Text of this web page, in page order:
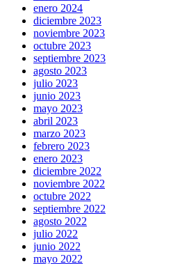
enero 2024
diciembre 2023
noviembre 2023
octubre 2023
septiembre 2023
agosto 2023
julio 2023
junio 2023
mayo 2023
abril 2023
marzo 2023
febrero 2023
enero 2023
diciembre 2022
noviembre 2022
octubre 2022
septiembre 2022
agosto 2022
julio 2022
junio 2022
mayo 2022